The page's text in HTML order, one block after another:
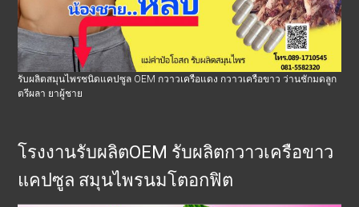
รับผลิตสมุนไพรชนิดแคปซูล OEM กวาวเครือแดง กวาวเครือขาว ว่านชักมดลูก
ตรีผลา ยาผู้ชาย
โรงงานรับผลิตOEM รับผลิตกวาวเครือขาว
แคปซูล สมุนไพรนมโตอกฟิต